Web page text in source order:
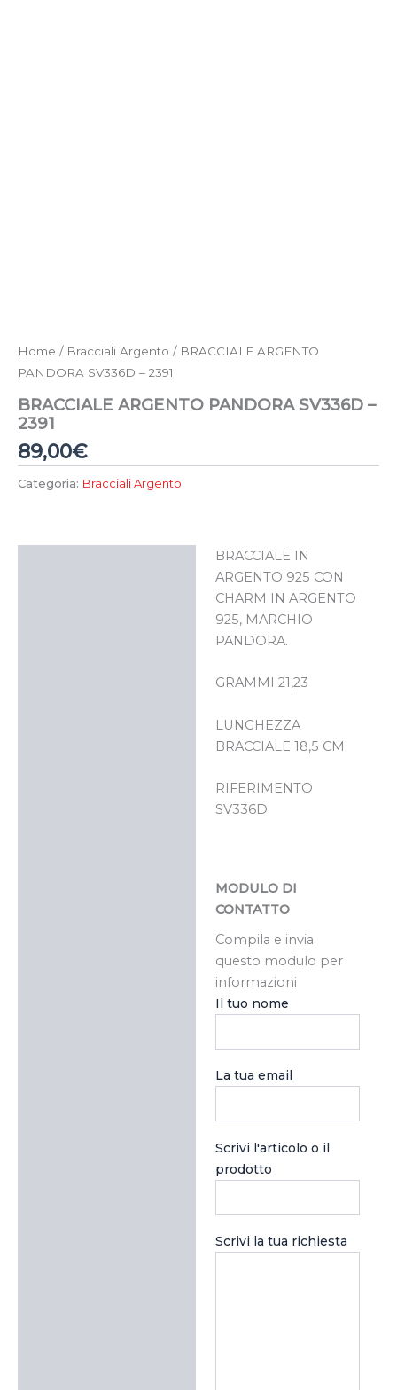
Home / Bracciali Argento / BRACCIALE ARGENTO
PANDORA SV336D – 2391
BRACCIALE ARGENTO PANDORA SV336D –
2391
89,00€
Categoria: Bracciali Argento
BRACCIALE IN
ARGENTO 925 CON
CHARM IN ARGENTO
925, MARCHIO
PANDORA.
GRAMMI 21,23
LUNGHEZZA
BRACCIALE 18,5 CM
RIFERIMENTO
SV336D
MODULO DI
CONTATTO
Compila e invia
questo modulo per
informazioni
Il tuo nome
La tua email
Scrivi l'articolo o il
prodotto
Scrivi la tua richiesta